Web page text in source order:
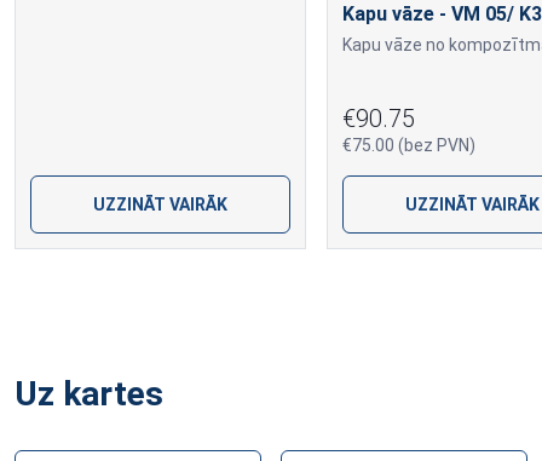
UZZINĀT VAIRĀK
Kapu vāze - VM 05/ K3
€90.75
€75.00 (bez PVN)
UZZINĀT VAIRĀK
Uz kartes